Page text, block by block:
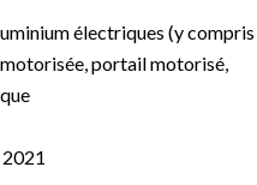
électriques (y compris
portail motorisé,